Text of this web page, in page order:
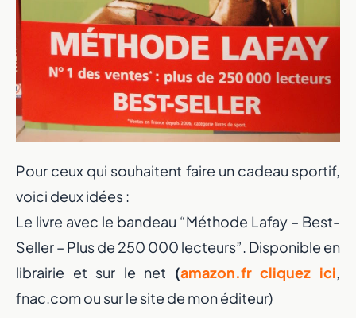
Pour ceux qui souhaitent faire un cadeau sportif,
voici deux idées :
Le livre avec le bandeau “Méthode Lafay – Best-
Seller – Plus de 250 000 lecteurs”. Disponible en
librairie et sur le net (amazon.fr cliquez ici,
fnac.com ou sur le site de mon éditeur)